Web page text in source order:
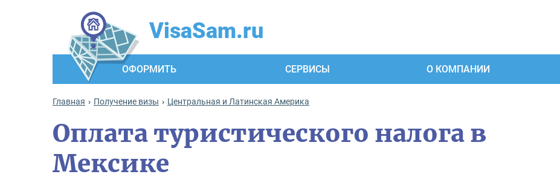
VisaSam.ru
ОФОРМИТЬ СЕРВИСЫ О КОМПАНИИ
Главная Получение визы Центральная и Латинская Америка
Оплата туристического налога в
Мексике